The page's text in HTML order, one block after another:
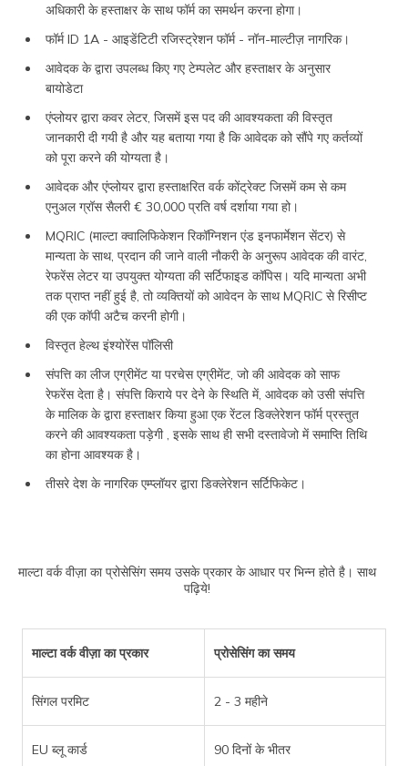
अधिकारी के हस्ताक्षर के साथ फॉर्म का समर्थन करना होगा।
फॉर्म ID 1A - आइडेंटिटी रजिस्ट्रेशन फॉर्म - नॉन-माल्टीज़ नागरिक।
आवेदक के द्वारा उपलब्ध किए गए टेम्पलेट और हस्ताक्षर के अनुसार
बायोडेटा
एंप्लोयर द्वारा कवर लेटर, जिसमें इस पद की आवश्यकता की विस्तृत
जानकारी दी गयी है और यह बताया गया है कि आवेदक को सौंपे गए कर्तव्यों
को पूरा करने की योग्यता है।
आवेदक और एंप्लोयर द्वारा हस्ताक्षरित वर्क कोंट्रेक्ट जिसमें कम से कम
एनुअल ग्रॉस सैलरी € 30,000 प्रति वर्ष दर्शाया गया हो।
MQRIC (माल्टा क्वालिफिकेशन रिकॉग्निशन एंड इनफार्मेशन सेंटर) से
मान्यता के साथ, प्रदान की जाने वाली नौकरी के अनुरूप आवेदक की वारंट,
रेफरेंस लेटर या उपयुक्त योग्यता की सर्टिफाइड कॉपिस। यदि मान्यता अभी
तक प्राप्त नहीं हुई है, तो व्यक्तियों को आवेदन के साथ MQRIC से रिसीप्ट
की एक कॉपी अटैच करनी होगी।
विस्तृत हेल्थ इंश्योरेंस पॉलिसी
संपत्ति का लीज एग्रीमेंट या परचेस एग्रीमेंट, जो की आवेदक को साफ
रेफरेंस देता है। संपत्ति किराये पर देने के स्थिति में, आवेदक को उसी संपत्ति
के मालिक के द्वारा हस्ताक्षर किया हुआ एक रेंटल डिक्लेरेशन फॉर्म प्रस्तुत
करने की आवश्यकता पड़ेगी , इसके साथ ही सभी दस्तावेजो में समाप्ति तिथि
का होना आवश्यक है।
तीसरे देश के नागरिक एम्प्लॉयर द्वारा डिक्लेरेशन सर्टिफिकेट।
माल्टा वर्क वीज़ा का प्रोसेसिंग समय उसके प्रकार के आधार पर भिन्न होते है। साथ
पढ़िये!
माल्टा वर्क वीज़ा का प्रकार प्रोसेसिंग का समय
सिंगल परमिट 2 - 3 महीने
EU ब्लू कार्ड 90 दिनों के भीतर